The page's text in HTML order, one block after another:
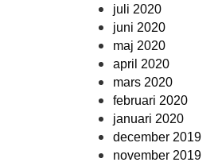
juli 2020
juni 2020
maj 2020
april 2020
mars 2020
februari 2020
januari 2020
december 2019
november 2019